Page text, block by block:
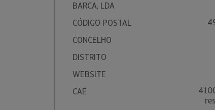
BARCA, LDA
CÓDIGO POSTAL
CONCELHO
DISTRITO
WEBSITE
CAE